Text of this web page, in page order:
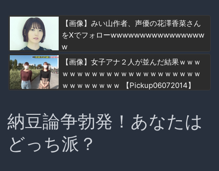
【画像】みい山作者、声優の花澤香菜さん
をXでフォローwwwwwwwwwwwwwwww
w
【画像】女子アナ２人が並んだ結果ｗｗｗ
ｗｗｗｗｗｗｗｗｗｗｗｗｗｗｗｗｗｗｗ
ｗｗｗｗｗｗｗｗ 【Pickup06072014】
納豆論争勃発！あなたは
どっち派？